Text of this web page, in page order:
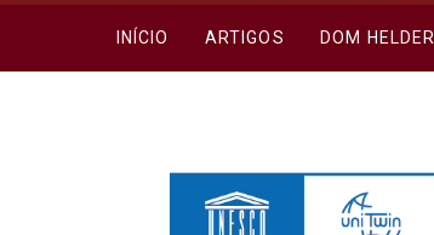
INÍCIO ARTIGOS DOM HELDER